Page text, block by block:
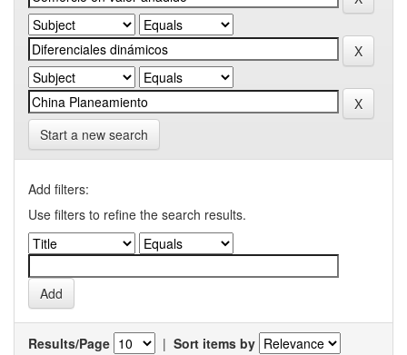
Start a new search
Add filters:
Use filters to refine the search results.
Results/Page | Sort items by